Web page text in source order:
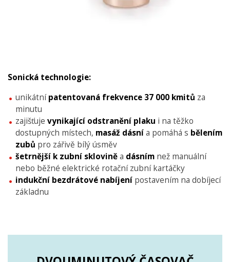
Sonická technologie:
unikátnípatentovaná frekvence 37 000 kmitů za
minutu
zajišťuje vynikající odstranění plaku i na těžko
dostupných místech, masáž dásnía pomáhá s bělením
zubů pro zářivě bílý úsměv
šetrnější k zubní skloviněa dásním než manuální
nebo běžné elektrické rotační zubní kartáčky
indukční bezdrátové nabíjení postavením na dobíjecí
základnu